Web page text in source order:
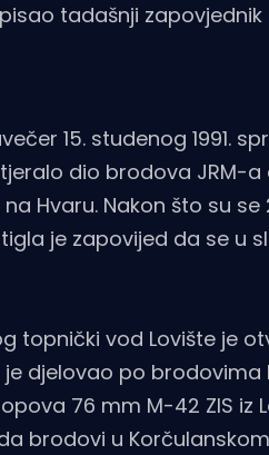
tadašnji zapovjednik
15. studenog 1991.
dio brodova JRM-
Hvaru. Nakon što su
je zapovijed da se
topnički vod Lovište
djelovao po brodovima
76 mm M-42 ZIS
brodovi u